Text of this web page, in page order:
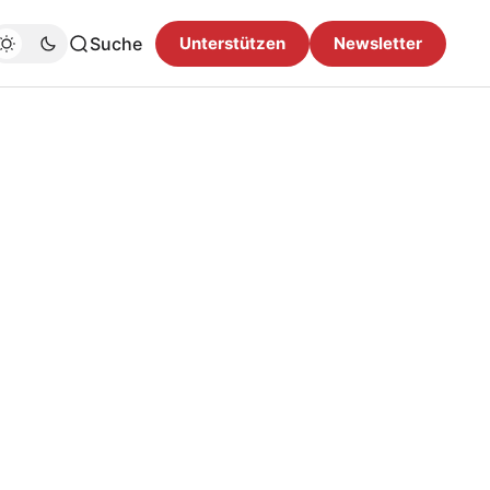
Suche Unterstützen Newsletter